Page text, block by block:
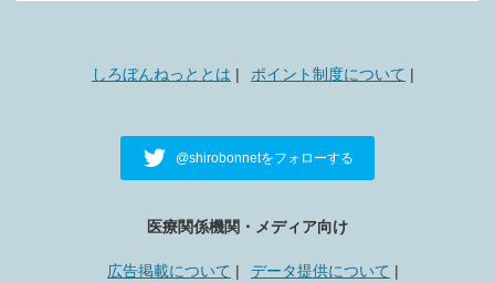
しろぼんねっととは ポイント制度について
@shirobonnetをフォローする
医療関係機関・メディア向け
広告掲載について データ提供について